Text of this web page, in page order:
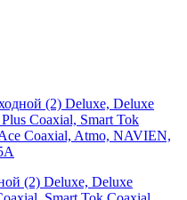
(2) Deluxe, Deluxe
Coaxial, Smart Tok
Coaxial, Atmo, NAVIEN,